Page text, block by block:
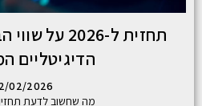
תחזית ל-2026
הדיגיטליים
02/2026
מה שחשוב לדעת